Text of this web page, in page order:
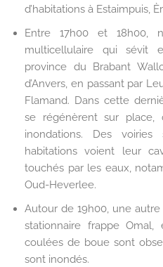
d’habitations à Estaimpuis,
Entre 17h00 et 18h00,
multicellulaire qui sévit
province du Brabant
d’Anvers, en passant par
Flamand. Dans cette
se régénèrent sur place,
inondations. Des
habitations voient leur
touchés par les eaux,
Oud-Heverlee.
Autour de 19h00, une
stationnaire frappe
coulées de boue sont
sont inondés.